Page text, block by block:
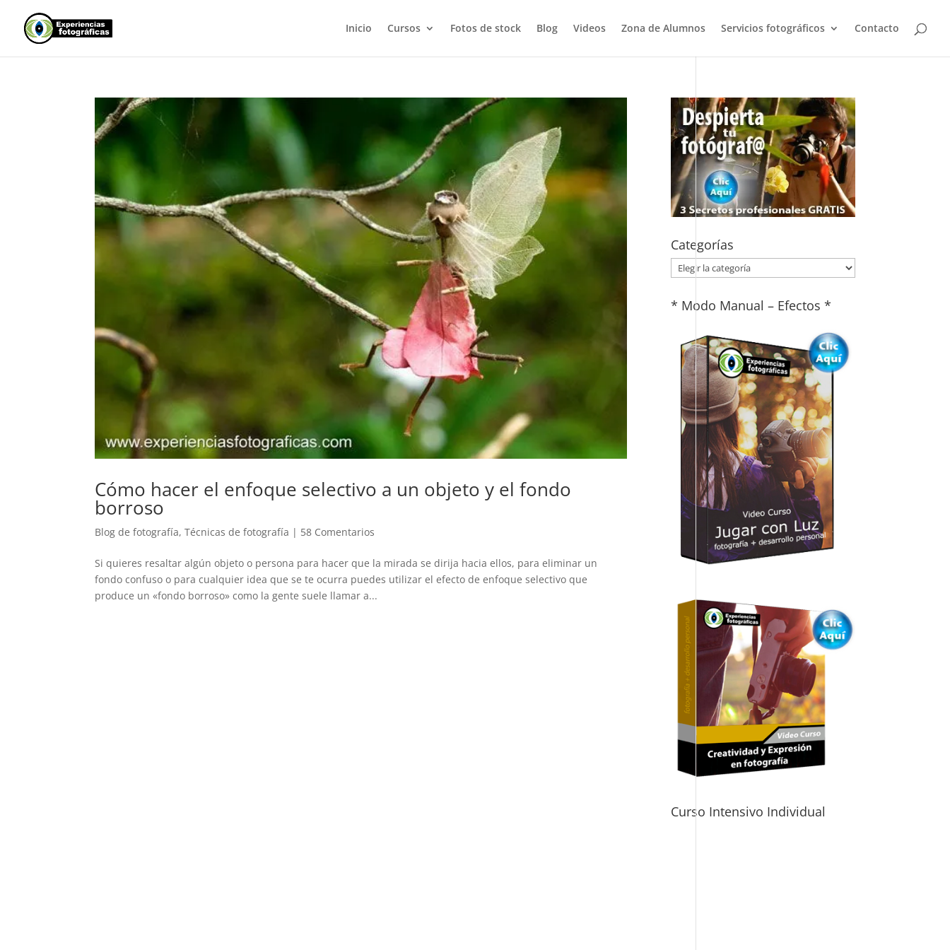
Inicio Cursos Fotos de stock Blog Videos Zona de Alumnos Servicios fotográficos Contacto
Cómo hacer el enfoque selectivo a un objeto y el fondo
borroso
Blog de fotografía,Técnicas de fotografía | 58 Comentarios
Si quieres resaltar algún objeto o persona para hacer que la mirada se dirija hacia ellos, para eliminar un
fondo confuso o para cualquier idea que se te ocurra puedes utilizar el efecto de enfoque selectivo que
produce un «fondo borroso» como la gente suele llamar a...
Categorías
Categorías
* Modo Manual – Efectos *
Curso Intensivo Individual